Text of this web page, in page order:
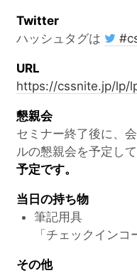
Twitter
ハッシュタグは
URL
https://cssnite.jp/lp/
懇親会
セミナー終了後に、
ルの懇親会を予定し
予定です。
当日の持ち物
筆記用具
「チェックインコ
その他